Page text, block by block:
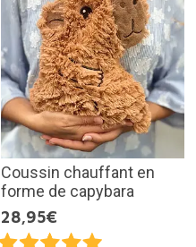
Coussin chauffant en
forme de capybara
28,95€